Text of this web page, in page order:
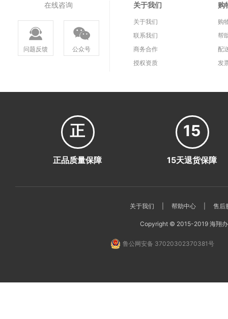
在线咨询
问题反馈 公众号
关于我们
关于我们
联系我们
商务合作
授权资质
购
购
帮
配
发
正
正品质量保障
15
15天退货保障
关于我们 帮助中心 售后
Copyright © 2015-2019 海翔
鲁公网安备 37020302370381号